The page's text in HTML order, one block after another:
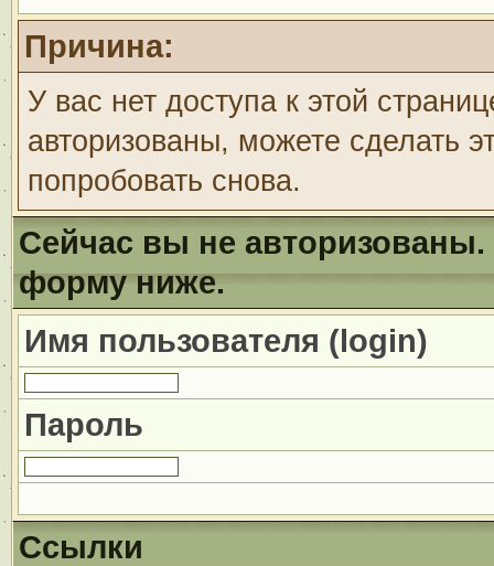
Причина:
У вас нет доступа к этой
авторизованы, можете сделать
попробовать снова.
Сейчас вы не авторизованы.
форму ниже.
Имя пользователя (login)
Пароль
Ссылки